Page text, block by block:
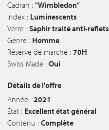
Cadran : "Wimbledon"
Index : Luminescents
Verre : Saphir traité anti-reflets
Genre : Homme
Réserve de marche : 70H
Swiss Made : Oui
Détails de l'offre
Année : 2021
État : Excellent état général
Contenu : Complète